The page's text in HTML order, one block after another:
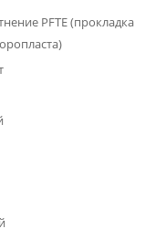
PFTE (прокладка